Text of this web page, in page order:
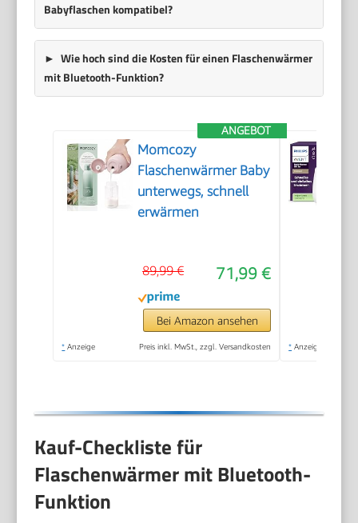
Babyflaschen kompatibel?
Wie hoch sind die Kosten für einen Flaschenwärmer
mit Bluetooth-Funktion?
ANGEBOT
Momcozy
Flaschenwärmer Baby
unterwegs, schnell
erwärmen
71,99 €
89,99 €
Bei Amazon ansehen
* Anzeige Preis inkl. MwSt., zzgl. Versandkosten * Anzeige
Kauf-Checkliste für
Flaschenwärmer mit Bluetooth-
Funktion